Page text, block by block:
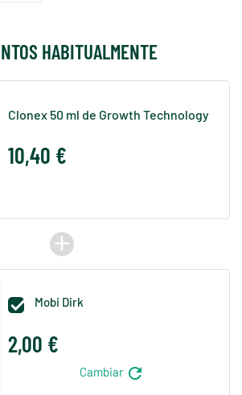
HABITUALMENTE
Clonex 50 ml de Growth Technology
10,40 €
add
 Mobi Dirk
2,00 €
Cambiar refresh